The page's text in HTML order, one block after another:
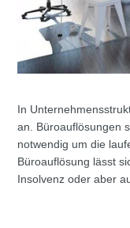
In
an. Büroauflösungen
notwendig um die
Büroauflösung lässt
Insolvenz oder aber